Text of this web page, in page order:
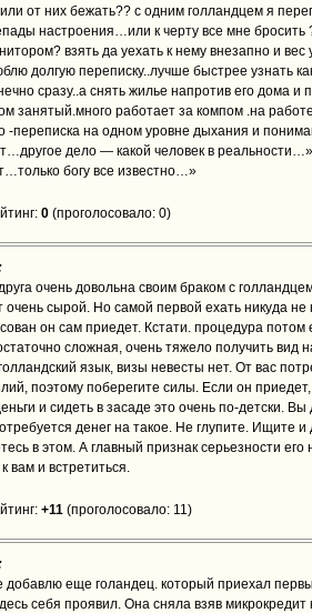
или от них бежать?? с одним голландцем я
настроения…или к черту все мне бросить
взять да уехать к нему внезапно и вес
долгую переписку..лучше быстрее узнать
сразу..а снять жилье напротив его дома и
занятый.много работает за компом .на
-переписка на одном уровне дыхания и
дело — какой человек в
богу все известно…»
0 (проголосовало: 0)
очень довольна своим браком с
очень сырой. Но самой первой ехать никуда не
он сам приедет. Кстати. процедура
сложная, очень тяжело получить вид
язык, визы невесты нет. От вас
поэтому поберегите силы. Если он
и сидеть в засаде это очень по-детски.
денег на такое. Не глупите. Ищите и
в этом. А главный признак серьезности
вам и встретиться.
+11 (проголосовало: 11)
добавлю еще голандец. который приехал
себя проявил. Она сняла взяв микрокредит